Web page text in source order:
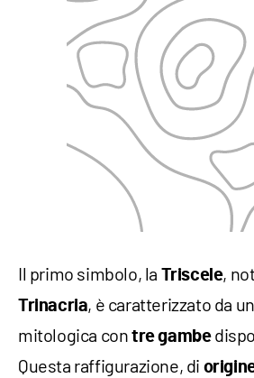
Il primo simbolo, la Triscele,
Trinacria, è caratterizzato da
mitologica con tregambe
Questa raffigurazione, di